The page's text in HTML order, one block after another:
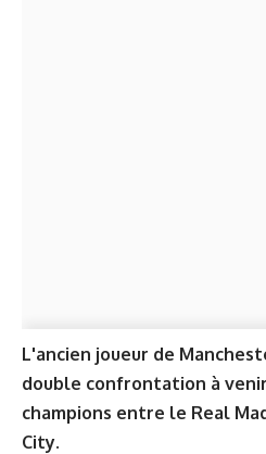
L'ancien joueur de
double confrontation à
champions entre le Real
City.